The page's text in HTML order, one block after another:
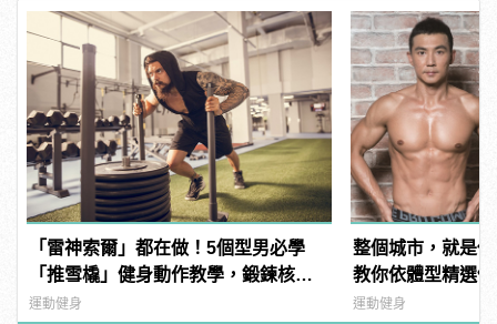
「雷神索爾」都在做！5個型男必學
「推雪橇」健身動作教學，鍛鍊核心
增加爆發力！ | manfashion這樣變型
運動健身
整個城市，就是
教你依體型精選
運動健身